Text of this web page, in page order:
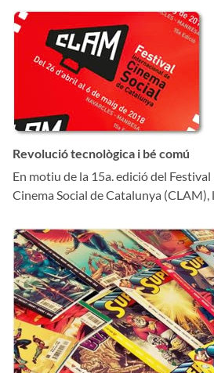
Revolució tecnològica i bé comú
En motiu de la 15a. edició del
Cinema Social de Catalunya (CLAM),